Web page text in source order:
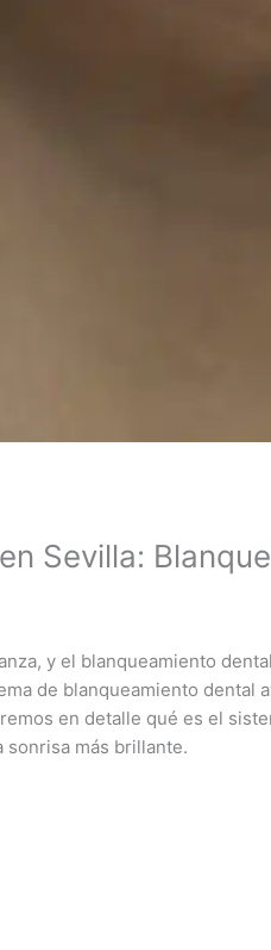
Sevilla:
y el blanqueamiento
de blanqueamiento dental
en detalle qué es el
sonrisa más brillante.